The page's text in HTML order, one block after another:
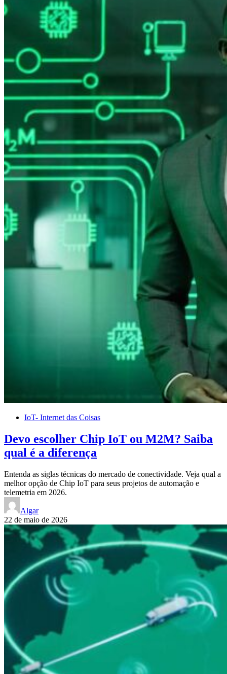
IoT- Internet das Coisas
Devo escolher Chip IoT ou M2M? Saiba
qual é a diferença
Entenda as siglas técnicas do mercado de conectividade. Veja qual a
melhor opção de Chip IoT para seus projetos de automação e
telemetria em 2026.
Algar
22 de maio de 2026